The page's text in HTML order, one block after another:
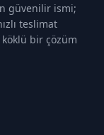
güvenilir ismi;
teslimat
bir çözüm